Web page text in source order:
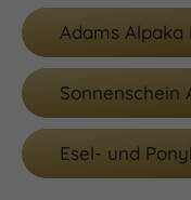
Adams Alpaka
Sonnenschein
Esel- und